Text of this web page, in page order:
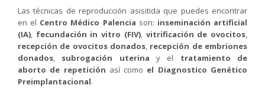
Las técnicas de reproducción asisitida que puedes encontrar
en el Centro Médico Palencia son: inseminación artificial
(IA), fecundación in vitro (FIV), vitrificación de ovocitos,
recepción de ovocitos donados, recepción de embriones
donados, subrogación uterina y el tratamiento de
aborto de repetición así como el Diagnostico Genético
Preimplantacional.